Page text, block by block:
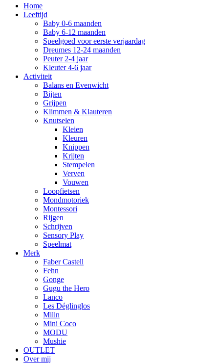
Home
Leeftijd
Baby 0-6 maanden
Baby 6-12 maanden
Speelgoed voor eerste verjaardag
Dreumes 12-24 maanden
Peuter 2-4 jaar
Kleuter 4-6 jaar
Activiteit
Balans en Evenwicht
Bijten
Grijpen
Klimmen & Klauteren
Knutselen
Kleien
Kleuren
Knippen
Krijten
Stempelen
Verven
Vouwen
Loopfietsen
Mondmotoriek
Montessori
Rijgen
Schrijven
Sensory Play
Speelmat
Merk
Faber Castell
Fehn
Gonge
Gugu the Hero
Lanco
Les Déglinglos
Milin
Mini Coco
MODU
Mushie
OUTLET
Over mij